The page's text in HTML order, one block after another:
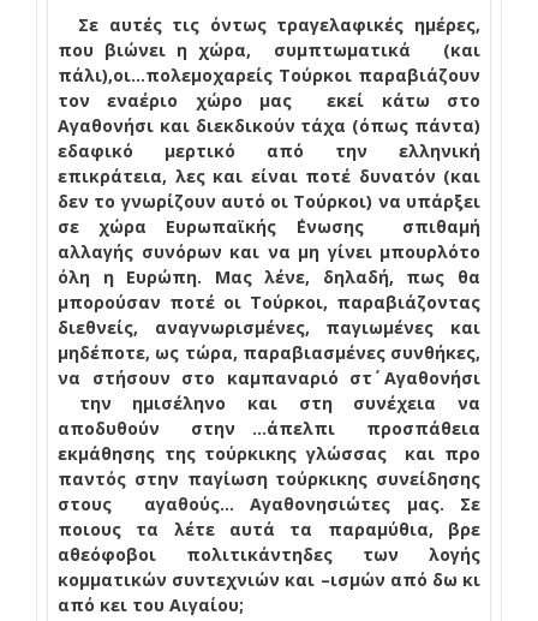
Σε αυτές τις όντως τραγελαφικές ημέρες,
που βιώνει η χώρα, συμπτωματικά
(και
πάλι),οι…πολεμοχαρείς Τούρκοι παραβιάζουν
τον εναέριο χώρο μας
εκεί κάτω στο
Αγαθονήσι και διεκδικούν τάχα (όπως πάντα)
εδαφικό μερτικό από την ελληνική
επικράτεια, λες και είναι ποτέ δυνατόν (και
δεν το γνωρίζουν αυτό οι Τούρκοι) να υπάρξει
σε χώρα Ευρωπαϊκής ΄Ενωσης
σπιθαμή
αλλαγής συνόρων και να μη γίνει μπουρλότο
όλη η Ευρώπη. Μας λένε, δηλαδή, πως θα
μπορούσαν ποτέ οι Τούρκοι, παραβιάζοντας
διεθνείς, αναγνωρισμένες, παγιωμένες και
μηδέποτε, ως τώρα, παραβιασμένες συνθήκες,
να στήσουν στο καμπαναριό στ΄ Αγαθονήσι
την ημισέληνο και στη συνέχεια να
αποδυθούν
στην …άπελπι
προσπάθεια
εκμάθησης της τούρκικης γλώσσας
και προ
παντός στην παγίωση τούρκικης συνείδησης
στους
αγαθούς… Αγαθονησιώτες μας. Σε
ποιους τα λέτε αυτά τα παραμύθια, βρε
αθεόφοβοι πολιτικάντηδες των λογής
κομματικών συντεχνιών και –ισμών από δω κι
από κει του Αιγαίου;